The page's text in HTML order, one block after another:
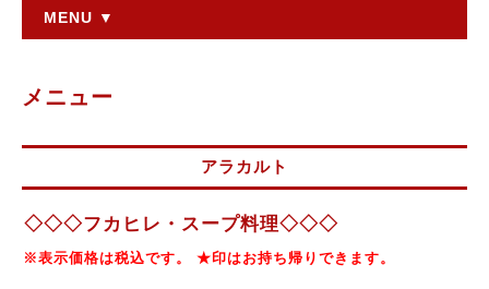
MENU ▼
メニュー
アラカルト
◇◇◇フカヒレ・スープ料理◇◇◇
※表示価格は税込です。 ★印はお持ち帰りできます。